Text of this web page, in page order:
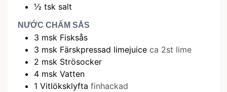
½ tsk salt
NƯỚC CHẤM SÅS
3 msk Fisksås
3 msk Färskpressad limejuice ca 2st lime
2 msk Strösocker
4 msk Vatten
1 Vitlöksklyfta finhackad